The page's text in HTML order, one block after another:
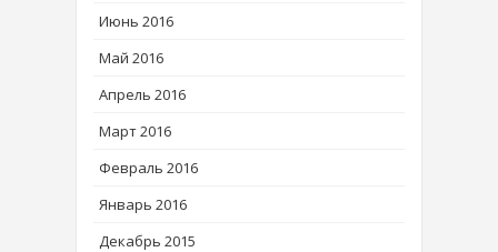
Июнь 2016
Май 2016
Апрель 2016
Март 2016
Февраль 2016
Январь 2016
Декабрь 2015